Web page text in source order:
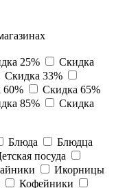
25%
Скидка
Скидка 33%
60%
Скидка 65%
85%
Скидка
Блюда
Блюдца
посуда
Икорницы
Кофейники